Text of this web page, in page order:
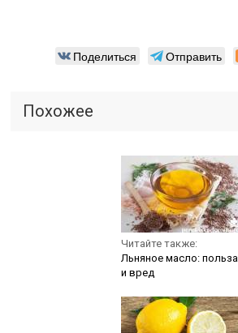
Поделиться Отправить
Похожее
Читайте также:
Льняное масло: польза
и вред